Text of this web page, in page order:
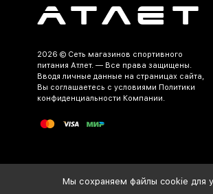
2026 © Сеть магазинов спортивного
питания Атлет. — Все права защищены.
Вводя личные данные на страницах сайта,
Вы соглашаетесь c условиями Политики
конфиденциальности Компании.
Мы сохраняем файлы cookie для